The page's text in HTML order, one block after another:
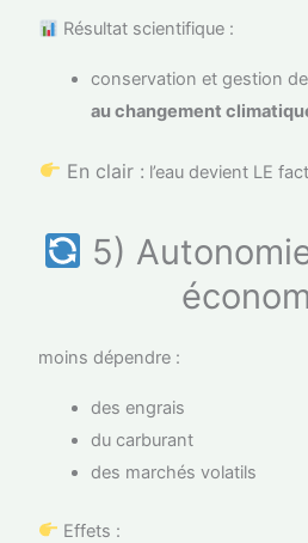
Résultat scientifique :
conservation et gestion de
au changement
En clair : l’eau devient LE
5)
moins dépendre :
des engrais
du carburant
des marchés volatils
Effets :